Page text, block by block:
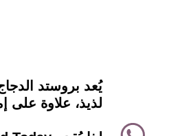
WhatsApp
instagramيُعد بروستد
لذيذ، علاوة على